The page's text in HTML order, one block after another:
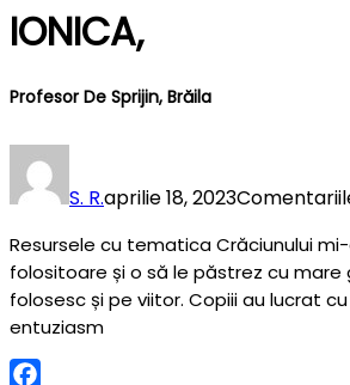
IONICA,
Profesor De Sprijin, Brăila
S. R.aprilie 18, 2023
Resursele cu tematica Crăciunului
folositoare și o să le păstrez cu mare
folosesc și pe viitor. Copiii au lucrat
entuziasm